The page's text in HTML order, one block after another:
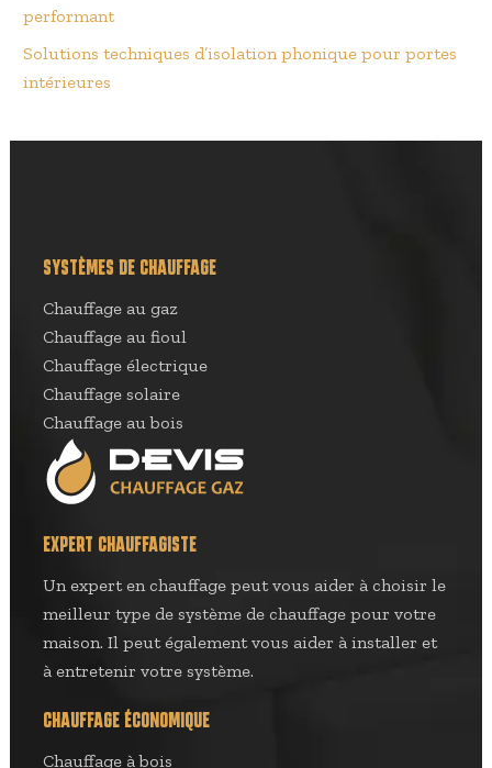
performant
Solutions techniques d’isolation phonique pour portes
intérieures
SYSTÈMES DE CHAUFFAGE
Chauffage au gaz
Chauffage au fioul
Chauffage électrique
Chauffage solaire
Chauffage au bois
EXPERT CHAUFFAGISTE
Un expert en chauffage peut vous aider à choisir le
meilleur type de système de chauffage pour votre
maison. Il peut également vous aider à installer et
à entretenir votre système.
CHAUFFAGE ÉCONOMIQUE
Chauffage à bois